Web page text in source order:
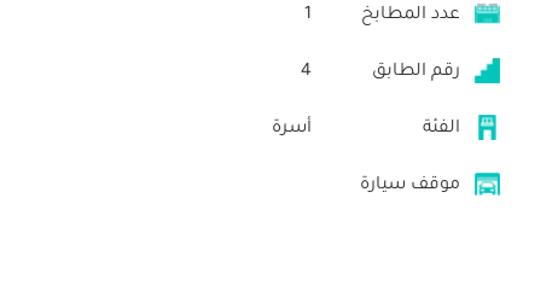
عدد المطابخ 1
رقم الطابق 4
الفئة أسرة
موقف سيارة